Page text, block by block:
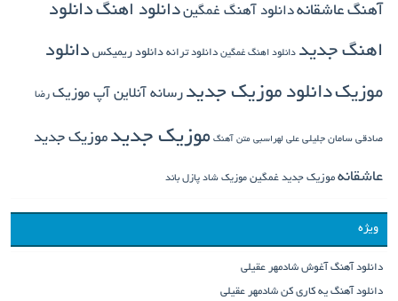
آهنگ عاشقانهدانلود آهنگ غمگیندانلود اهنگ دانلود
اهنگ جدید دانلود اهنگ غمگین دانلود ترانه دانلود ریمیکس دانلود
موزیکدانلود موزیک جدید رسانه آنلاین آپ موزیک رضا
صادقی سامان جلیلی علی لهراسبی متن آهنگ موزیک جدید موزیک جدید
عاشقانه موزیک جدید غمگین موزیک شاد پازل باند
ویژه
دانلود آهنگ آغوش شادمهر عقیلی
دانلود آهنگ یه کاری کن شادمهر عقیلی